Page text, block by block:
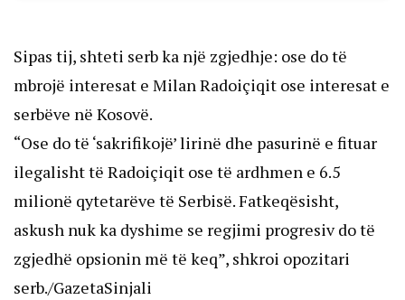
Sipas tij, shteti serb ka një zgjedhje: ose do të
mbrojë interesat e Milan Radoiçiqit ose interesat e
serbëve në Kosovë.
“Ose do të ‘sakrifikojë’ lirinë dhe pasurinë e fituar
ilegalisht të Radoiçiqit ose të ardhmen e 6.5
milionë qytetarëve të Serbisë. Fatkeqësisht,
askush nuk ka dyshime se regjimi progresiv do të
zgjedhë opsionin më të keq”, shkroi opozitari
serb./GazetaSinjali